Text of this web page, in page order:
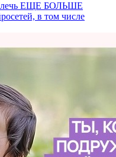
ЕЩЕ БОЛЬШЕ
в том числе